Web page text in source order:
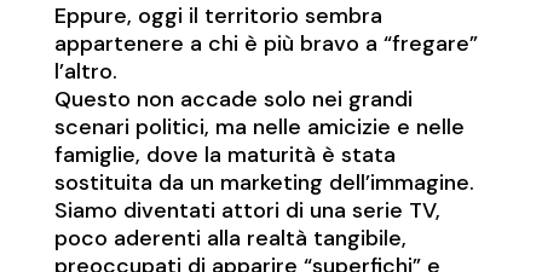
Eppure, oggi il territorio sembra
appartenere a chi è più bravo a “fregare”
l’altro.
Questo non accade solo nei grandi
scenari politici, ma nelle amicizie e nelle
famiglie, dove la maturità è stata
sostituita da un marketing dell’immagine.
Siamo diventati attori di una serie TV,
poco aderenti alla realtà tangibile,